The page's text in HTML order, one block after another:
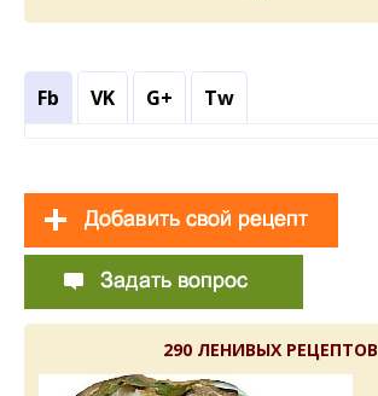
Fb VK G+ Tw
290 ЛЕНИВЫХ РЕЦЕПТОВ